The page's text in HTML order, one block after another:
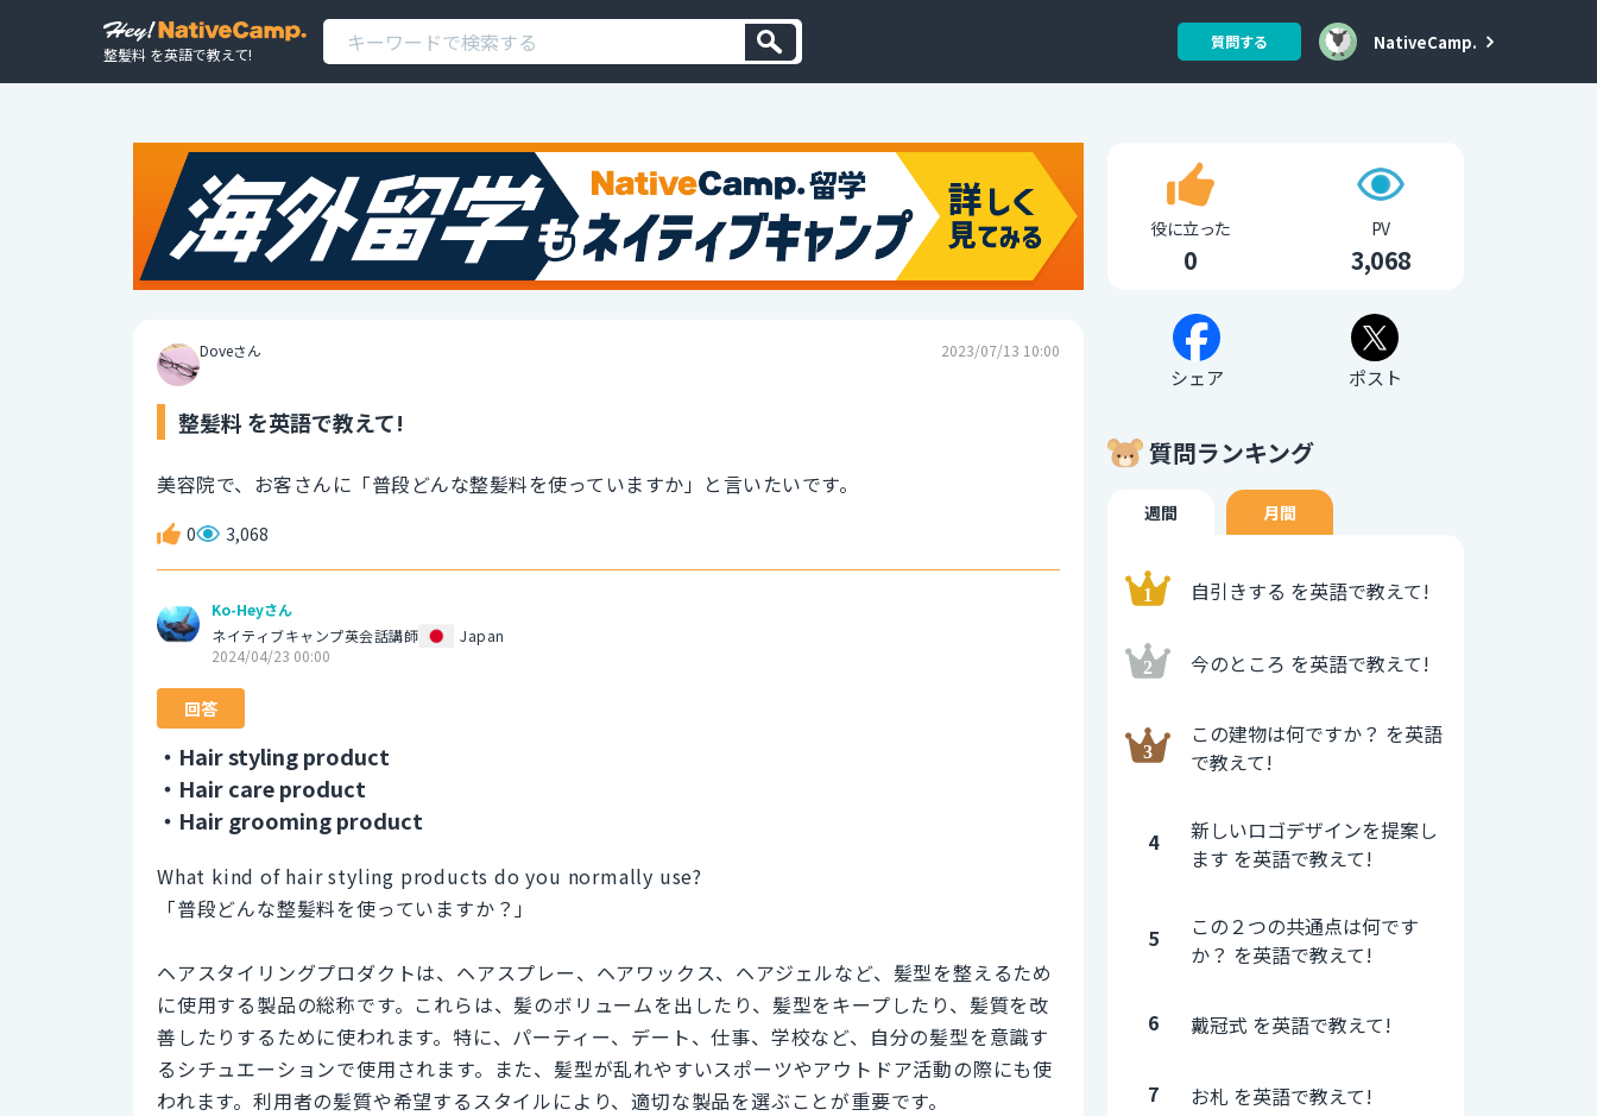
整髪料 を英語で教えて!
質問する NativeCamp.
Doveさん 2023/07/13 10:00
整髪料 を英語で教えて!
美容院で、お客さんに「普段どんな整髪料を使っていますか」と言いたいです。
0 3,068
Ko-Heyさん
ネイティブキャンプ英会話講師
Japan
2024/04/23 00:00
回答
・Hair styling product
・Hair care product
・Hair grooming product
What kind of hair styling products do you normally use?
「普段どんな整髪料を使っていますか？」
ヘアスタイリングプロダクトは、ヘアスプレー、ヘアワックス、ヘアジェルなど、髪型を整えるため
に使用する製品の総称です。これらは、髪のボリュームを出したり、髪型をキープしたり、髪質を改
善したりするために使われます。特に、パーティー、デート、仕事、学校など、自分の髪型を意識す
るシチュエーションで使用されます。また、髪型が乱れやすいスポーツやアウトドア活動の際にも使
われます。利用者の髪質や希望するスタイルにより、適切な製品を選ぶことが重要です。
役に立った
0
PV
3,068
シェア ポスト
質問ランキング
週間 月間
自引きする を英語で教えて!
今のところ を英語で教えて!
この建物は何ですか？ を英語
で教えて!
4
新しいロゴデザインを提案し
ます を英語で教えて!
5
この２つの共通点は何です
か？ を英語で教えて!
6 戴冠式 を英語で教えて!
7 お札 を英語で教えて!